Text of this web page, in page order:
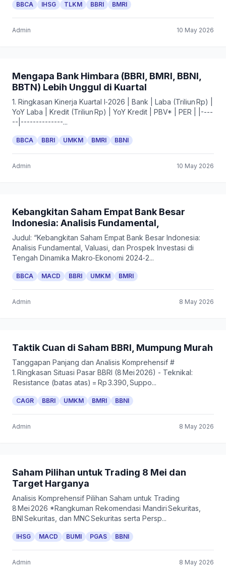
BBCA IHSG TLKM BBRI BMRI
Admin 10 May 2026
Mengapa Bank Himbara (BBRI, BMRI, BBNI,
BBTN) Lebih Unggul di Kuartal
1. Ringkasan Kinerja Kuartal I‑2026 | Bank | Laba (Triliun Rp) |
YoY Laba | Kredit (Triliun Rp) | YoY Kredit | PBV* | PER | |----
--|--------------...
BBCA BBRI UMKM BMRI BBNI
Admin 10 May 2026
Kebangkitan Saham Empat Bank Besar
Indonesia: Analisis Fundamental,
Judul: “Kebangkitan Saham Empat Bank Besar Indonesia:
Analisis Fundamental, Valuasi, dan Prospek Investasi di
Tengah Dinamika Makro‑Ekonomi 2024‑2...
BBCA MACD BBRI UMKM BMRI
Admin 8 May 2026
Taktik Cuan di Saham BBRI, Mumpung Murah
Tanggapan Panjang dan Analisis Komprehensif #
1. Ringkasan Situasi Pasar BBRI (8 Mei 2026) - Teknikal:
Resistance (batas atas) = Rp 3.390, Suppo...
CAGR BBRI UMKM BMRI BBNI
Admin 8 May 2026
Saham Pilihan untuk Trading 8 Mei dan
Target Harganya
Analisis Komprehensif Pilihan Saham untuk Trading
8 Mei 2026 *Rangkuman Rekomendasi Mandiri Sekuritas,
BNI Sekuritas, dan MNC Sekuritas serta Persp...
IHSG MACD BUMI PGAS BBNI
Admin 8 May 2026